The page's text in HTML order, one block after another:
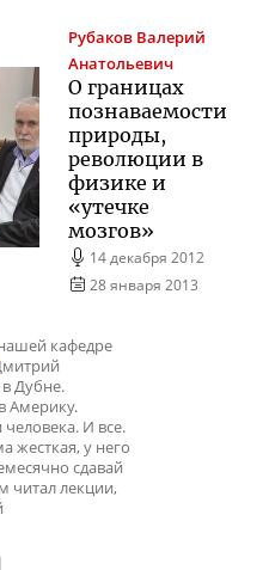
Рубаков Валерий
Анатольевич
О границах
познаваемости
природы,
революции в
физике и
«утечке
мозгов»
14 декабря 2012
28 января 2013
кафедре
Дубне.
Америку.
И все.
жесткая, у него
сдавай
читал лекции,